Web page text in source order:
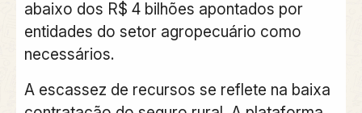
abaixo dos R$ 4 bilhões apontados por
entidades do setor agropecuário como
necessários.
A escassez de recursos se reflete na baixa